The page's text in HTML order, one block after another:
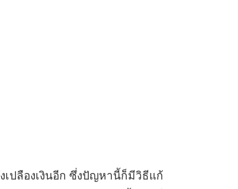
ปลืองเงินอีก ซึ่งปัญหานี้ก็มีวิธีแก้